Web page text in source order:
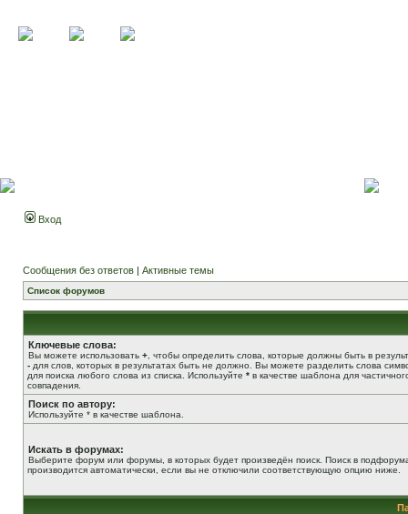
Вход
Сообщения без ответов | Активные темы
Список форумов
Ключевые слова:
Вы можете использовать + , чтобы определить слова, которые должны быть в
- для слов, которых в результатах быть не должно. Вы можете разделить слова
для поиска любого слова из списка. Используйте * в качестве шаблона для
совпадения.
Поиск по автору:
Используйте * в качестве шаблона.
Искать в форумах:
Выберите форум или форумы, в которых будет произведён поиск. Поиск в
производится автоматически, если вы не отключили соответствующую опцию ниже.